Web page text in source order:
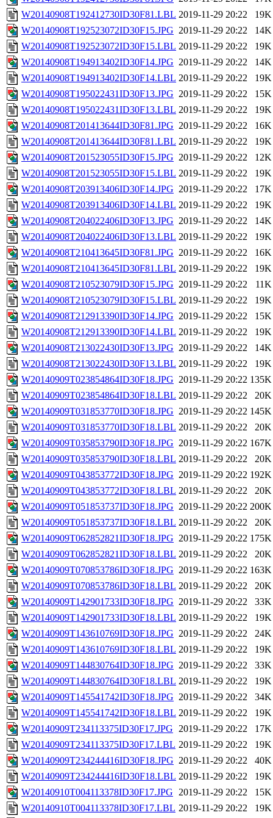
W20140908T192412730ID30F81.LBL 2019-11-29 20:22
19K
W20140908T192523072ID30F15.JPG 2019-11-29 20:22
14K
W20140908T192523072ID30F15.LBL 2019-11-29 20:22
19K
W20140908T194913402ID30F14.JPG 2019-11-29 20:22
14K
W20140908T194913402ID30F14.LBL 2019-11-29 20:22
19K
W20140908T195022431ID30F13.JPG 2019-11-29 20:22
15K
W20140908T195022431ID30F13.LBL 2019-11-29 20:22
19K
W20140908T201413644ID30F81.JPG 2019-11-29 20:22
16K
W20140908T201413644ID30F81.LBL 2019-11-29 20:22
19K
W20140908T201523055ID30F15.JPG 2019-11-29 20:22
12K
W20140908T201523055ID30F15.LBL 2019-11-29 20:22
19K
W20140908T203913406ID30F14.JPG 2019-11-29 20:22
17K
W20140908T203913406ID30F14.LBL 2019-11-29 20:22
19K
W20140908T204022406ID30F13.JPG 2019-11-29 20:22
14K
W20140908T204022406ID30F13.LBL 2019-11-29 20:22
19K
W20140908T210413645ID30F81.JPG 2019-11-29 20:22
16K
W20140908T210413645ID30F81.LBL 2019-11-29 20:22
19K
W20140908T210523079ID30F15.JPG 2019-11-29 20:22
11K
W20140908T210523079ID30F15.LBL 2019-11-29 20:22
19K
W20140908T212913390ID30F14.JPG 2019-11-29 20:22
15K
W20140908T212913390ID30F14.LBL 2019-11-29 20:22
19K
W20140908T213022430ID30F13.JPG 2019-11-29 20:22
14K
W20140908T213022430ID30F13.LBL 2019-11-29 20:22
19K
W20140909T023854864ID30F18.JPG 2019-11-29 20:22 135K
W20140909T023854864ID30F18.LBL 2019-11-29 20:22
20K
W20140909T031853770ID30F18.JPG 2019-11-29 20:22 145K
W20140909T031853770ID30F18.LBL 2019-11-29 20:22
20K
W20140909T035853790ID30F18.JPG 2019-11-29 20:22 167K
W20140909T035853790ID30F18.LBL 2019-11-29 20:22
20K
W20140909T043853772ID30F18.JPG 2019-11-29 20:22 192K
W20140909T043853772ID30F18.LBL 2019-11-29 20:22
20K
W20140909T051853737ID30F18.JPG 2019-11-29 20:22 200K
W20140909T051853737ID30F18.LBL 2019-11-29 20:22
20K
W20140909T062852821ID30F18.JPG 2019-11-29 20:22 175K
W20140909T062852821ID30F18.LBL 2019-11-29 20:22
20K
W20140909T070853786ID30F18.JPG 2019-11-29 20:22 163K
W20140909T070853786ID30F18.LBL 2019-11-29 20:22
20K
W20140909T142901733ID30F18.JPG 2019-11-29 20:22
33K
W20140909T142901733ID30F18.LBL 2019-11-29 20:22
19K
W20140909T143610769ID30F18.JPG 2019-11-29 20:22
24K
W20140909T143610769ID30F18.LBL 2019-11-29 20:22
19K
W20140909T144830764ID30F18.JPG 2019-11-29 20:22
33K
W20140909T144830764ID30F18.LBL 2019-11-29 20:22
19K
W20140909T145541742ID30F18.JPG 2019-11-29 20:22
34K
W20140909T145541742ID30F18.LBL 2019-11-29 20:22
19K
W20140909T234113375ID30F17.JPG 2019-11-29 20:22
17K
W20140909T234113375ID30F17.LBL 2019-11-29 20:22
19K
W20140909T234244416ID30F18.JPG 2019-11-29 20:22
40K
W20140909T234244416ID30F18.LBL 2019-11-29 20:22
19K
W20140910T004113378ID30F17.JPG 2019-11-29 20:22
15K
W20140910T004113378ID30F17.LBL 2019-11-29 20:22
19K